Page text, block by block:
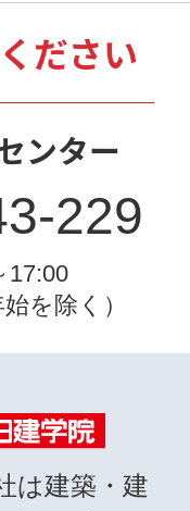
ださい
ンター
229
17:00
を除く）
は建築・建